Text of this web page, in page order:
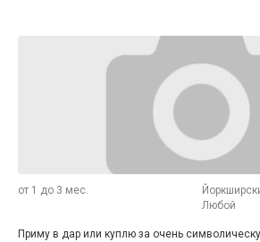
от 1 до 3 мес.
Любой
Приму в дар или куплю за очень